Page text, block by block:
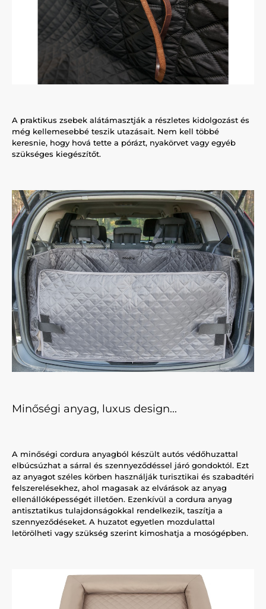
A praktikus zsebek alátámasztják a részletes kidolgozást és
még kellemesebbé teszik utazásait. Nem kell többé
keresnie, hogy hová tette a pórázt, nyakörvet vagy egyéb
szükséges kiegészítőt.
Minőségi anyag, luxus design...
A minőségi cordura anyagból készült autós védőhuzattal
elbúcsúzhat a sárral és szennyeződéssel járó gondoktól. Ezt
az anyagot széles körben használják turisztikai és szabadtéri
felszerelésekhez, ahol magasak az elvárások az anyag
ellenállóképességét illetően. Ezenkívül a cordura anyag
antisztatikus tulajdonságokkal rendelkezik, taszítja a
szennyeződéseket. A huzatot egyetlen mozdulattal
letörölheti vagy szükség szerint kimoshatja a mosógépben.